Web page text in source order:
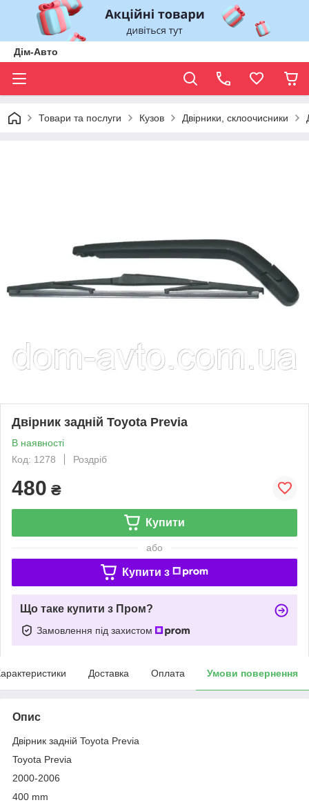
Дім-Авто
Товари та послуги Кузов Двірники, склоочисники
Двірник задній Toyota Previa
В наявності
Код: 1278
Роздріб
480 ₴
Купити
або
Купити з
Що таке купити з Пром?
Замовлення під захистом
Доставка Оплата Умови повернення
Опис
Двірник задній Toyota Previa
Toyota Previa
2000-2006
400 mm